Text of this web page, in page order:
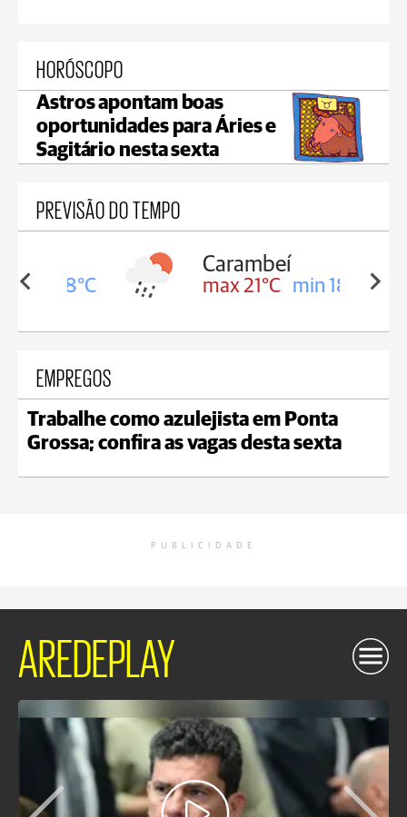
HORÓSCOPO
Astros apontam boas
oportunidades para Áries e
Sagitário nesta sexta
PREVISÃO DO TEMPO
18°C
Carambeí
max 21°C min 18°C
EMPREGOS
Trabalhe como azulejista em Ponta
Grossa; confira as vagas desta sexta
PUBLICIDADE
AREDEPLAY